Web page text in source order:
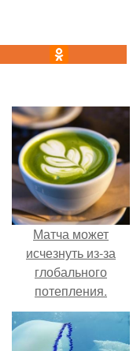
Матча может
исчезнуть из-за
глобального
потепления.